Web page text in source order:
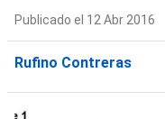
Publicado el 12 Abr 2016
Rufino Contreras